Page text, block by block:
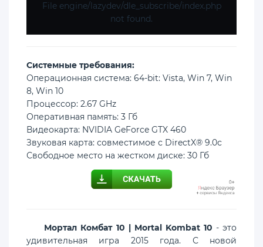
File engine/lazydev/dle_subscribe/index.php
not found.
Cистемные требования:
Операционная система: 64-bit: Vista, Win 7, Win
8, Win 10
Процессор: 2.67 GHz
Оперативная память: 3 Гб
Видеокарта: NVIDIA GeForce GTX 460
Звуковая карта: совместимое с DirectX® 9.0с
Свободное место на жестком диске: 30 Гб
Мортал Комбат 10 | Mortal Kombat 10 - это
удивительная игра 2015 года. С новой